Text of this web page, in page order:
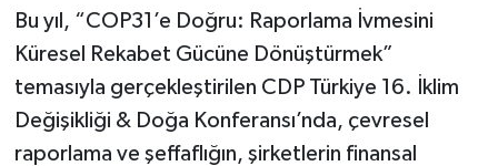
Bu yıl, “COP31’e Doğru: Raporlama İvmesini
Küresel Rekabet Gücüne Dönüştürmek”
temasıyla gerçekleştirilen CDP Türkiye 16. İklim
Değişikliği & Doğa Konferansı’nda, çevresel
raporlama ve şeffaflığın, şirketlerin finansal